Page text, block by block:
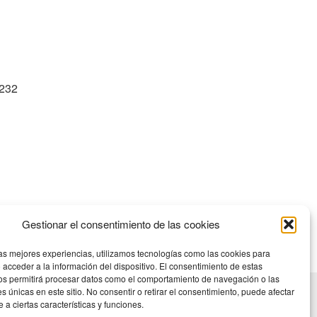
Gestionar el consentimiento de las cookies
mejores experiencias, utilizamos tecnologías como las cookies para
a la información del dispositivo. El consentimiento de estas
permitirá procesar datos como el comportamiento de navegación o las
únicas en este sitio. No consentir o retirar el consentimiento, puede afectar
a ciertas características y funciones.